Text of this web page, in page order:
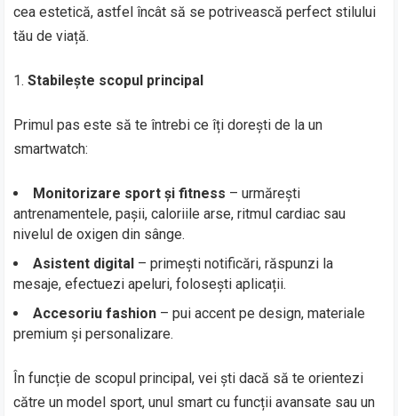
cea estetică, astfel încât să se potrivească perfect stilului
tău de viață.
Stabilește scopul principal
Primul pas este să te întrebi ce îți dorești de la un
smartwatch:
Monitorizare sport și fitness – urmărești
antrenamentele, pașii, caloriile arse, ritmul cardiac sau
nivelul de oxigen din sânge.
Asistent digital – primești notificări, răspunzi la
mesaje, efectuezi apeluri, folosești aplicații.
Accesoriu fashion – pui accent pe design, materiale
premium și personalizare.
În funcție de scopul principal, vei ști dacă să te orientezi
către un model sport, unul smart cu funcții avansate sau un